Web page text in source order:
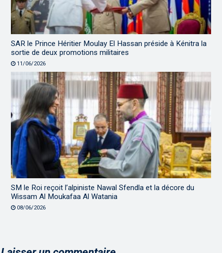
SAR le Prince Héritier Moulay El Hassan préside à Kénitra la
sortie de deux promotions militaires
11/06/2026
SM le Roi reçoit l’alpiniste Nawal Sfendla et la décore du
Wissam Al Moukafaa Al Watania
08/06/2026